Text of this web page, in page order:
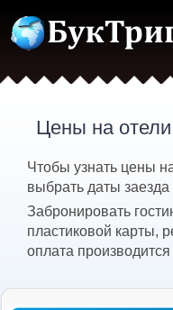
Цены на
Чтобы узнать цены
выбрать даты
Забронировать
пластиковой карты,
оплата